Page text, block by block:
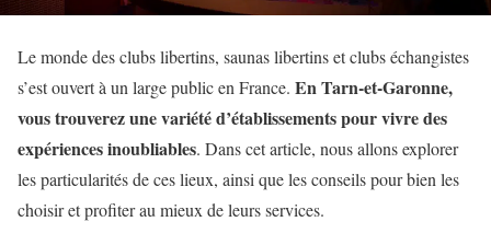
Le monde des clubs libertins, saunas libertins et clubs échangistes
s’est ouvert à un large public en France. En Tarn-et-Garonne,
vous trouverez une variété d’établissements pour vivre des
expériences inoubliables. Dans cet article, nous allons explorer
les particularités de ces lieux, ainsi que les conseils pour bien les
choisir et profiter au mieux de leurs services.